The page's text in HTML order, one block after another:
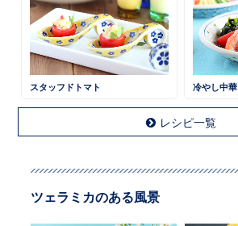
スタッフドトマト 冷やし中華
レシピ一覧
ツェラミカのある風景